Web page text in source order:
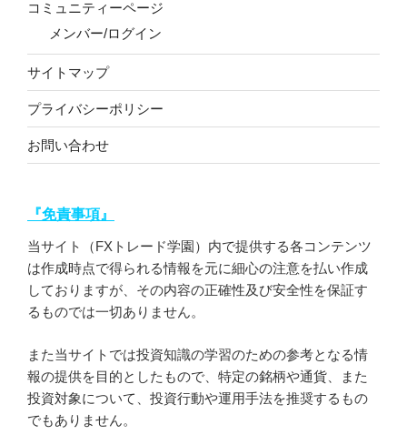
コミュニティーページ
メンバー/ログイン
サイトマップ
プライバシーポリシー
お問い合わせ
『免責事項』
当サイト（FXトレード学園）内で提供する各コンテンツ
は作成時点で得られる情報を元に細心の注意を払い作成
しておりますが、その内容の正確性及び安全性を保証す
るものでは一切ありません。
また当サイトでは投資知識の学習のための参考となる情
報の提供を目的としたもので、特定の銘柄や通貨、また
投資対象について、投資行動や運用手法を推奨するもの
でもありません。